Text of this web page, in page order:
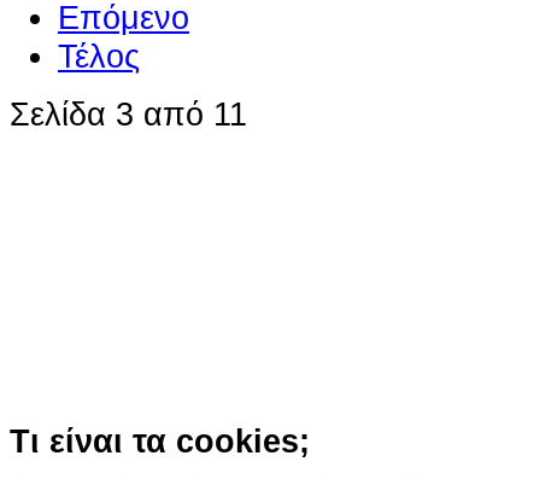
Επόμενο
Τέλος
Σελίδα 3 από 11
Τι είναι τα cookies;